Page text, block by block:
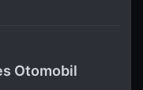
Otomobil